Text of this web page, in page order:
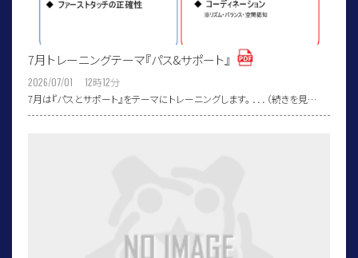
7月トレーニングテーマ『パス&サポート』
2026/07/01 12時12分
7月は『パスとサポート』をテーマにトレーニングします。 ．．．（続きを見…